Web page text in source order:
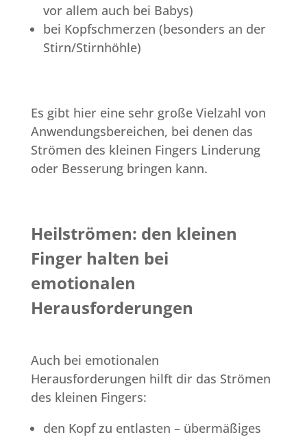
vor allem auch bei Babys)
bei Kopfschmerzen (besonders an der
Stirn/Stirnhöhle)
Es gibt hier eine sehr große Vielzahl von
Anwendungsbereichen, bei denen das
Strömen des kleinen Fingers Linderung
oder Besserung bringen kann.
Heilströmen: den kleinen
Finger halten bei
emotionalen
Herausforderungen
Auch bei emotionalen
Herausforderungen hilft dir das Strömen
des kleinen Fingers:
den Kopf zu entlasten – übermäßiges